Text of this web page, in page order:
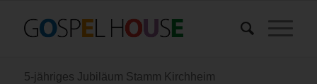
5-jähriges Jubiläum Stamm Kirchheim